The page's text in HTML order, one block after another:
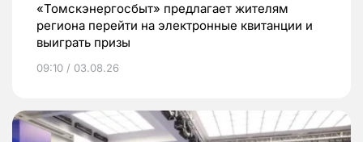
«Томскэнергосбыт» предлагает жителям
региона перейти на электронные квитанции и
выиграть призы
09:10 / 03.08.26